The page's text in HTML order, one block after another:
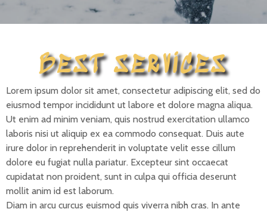
BEST SERVICES
Lorem ipsum dolor sit amet, consectetur adipiscing elit, sed do
eiusmod tempor incididunt ut labore et dolore magna aliqua.
Ut enim ad minim veniam, quis nostrud exercitation ullamco
laboris nisi ut aliquip ex ea commodo consequat. Duis aute
irure dolor in reprehenderit in voluptate velit esse cillum
dolore eu fugiat nulla pariatur. Excepteur sint occaecat
cupidatat non proident, sunt in culpa qui officia deserunt
mollit anim id est laborum.
Diam in arcu curcus euismod quis viverra nibh cras. In ante